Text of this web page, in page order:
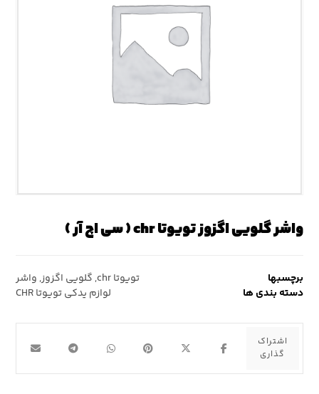
واشر گلویی اگزوز تویوتا chr ( سی اچ آر )
برچسبها تویوتا chr , گلویی اگزوز, واشر
دسته بندی ها
لوازم یدکی تویوتا CHR